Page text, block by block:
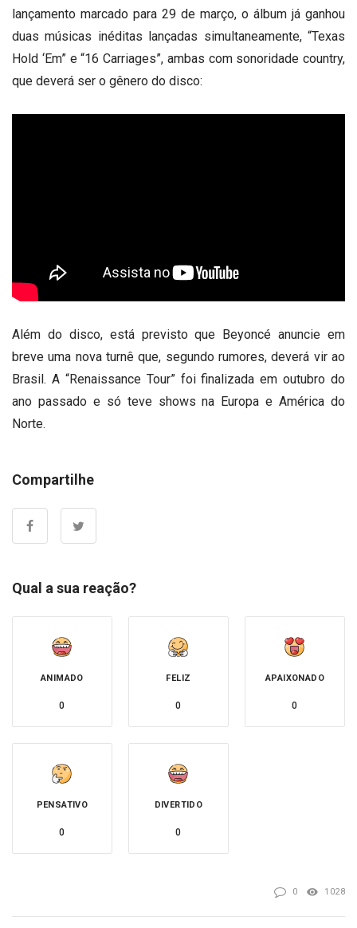
lançamento marcado para 29 de março, o álbum já ganhou
duas músicas inéditas lançadas simultaneamente, “Texas
Hold ‘Em” e “16 Carriages”, ambas com sonoridade country,
que deverá ser o gênero do disco:
Além do disco, está previsto que Beyoncé anuncie em
breve uma nova turnê que, segundo rumores, deverá vir ao
Brasil. A “Renaissance Tour” foi finalizada em outubro do
ano passado e só teve shows na Europa e América do
Norte.
Compartilhe
Qual a sua reação?
ANIMADO
0
FELIZ
0
APAIXONADO
0
PENSATIVO
0
DIVERTIDO
0
0 1028